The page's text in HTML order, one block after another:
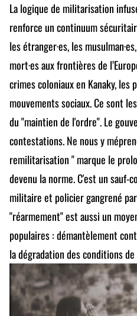
La logique de militarisation
renforce un continuum
les étranger·es, les
mort·es aux frontières de
crimes coloniaux en Kanaky,
mouvements sociaux. Ce sont
du "maintien de l'ordre". Le
contestations. Ne nous y
remilitarisation " marque le
devenu la norme. C'est un sauf-
militaire et policier gangrené
"réarmement" est aussi un
populaires : démantèlement
la dégradation des conditions